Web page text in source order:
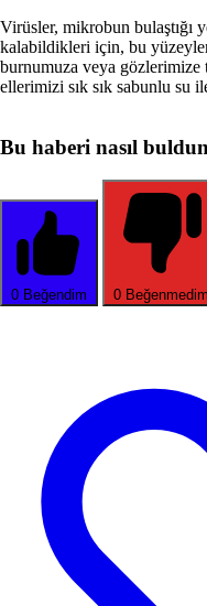
Virüsler, mikrobun bulaştığı
kalabildikleri için, bu
burnumuza veya
ellerimizi sık sık sabunlu su
Bu haberi nasıl
0 Beğendim 0 Beğenmedim